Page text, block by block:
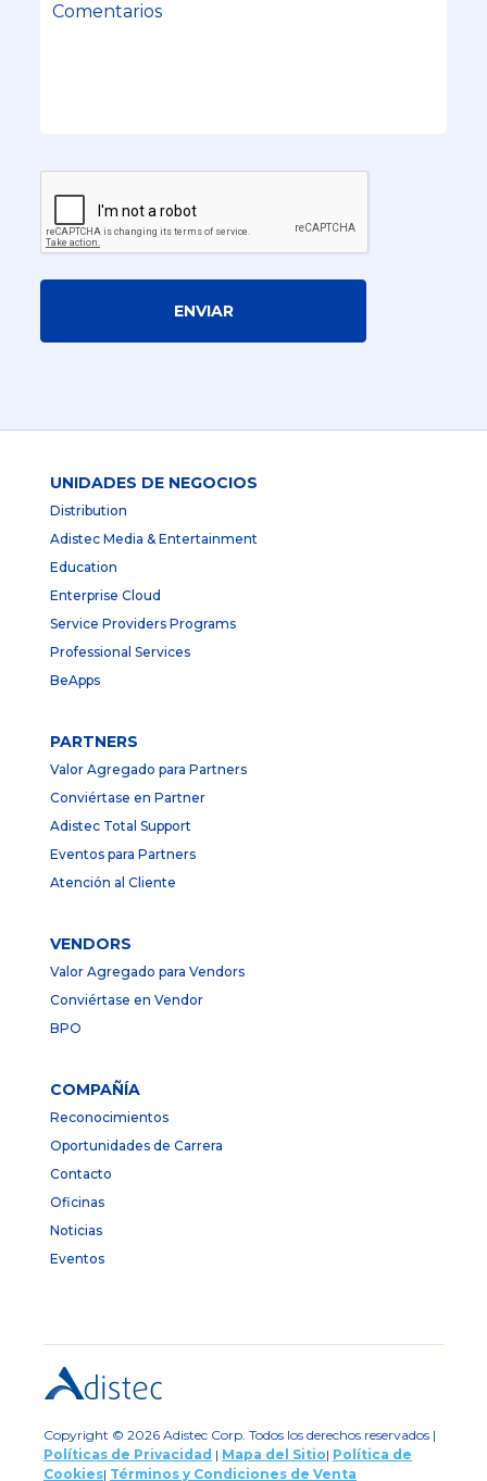
ENVIAR
UNIDADES DE NEGOCIOS
Distribution
Adistec Media & Entertainment
Education
Enterprise Cloud
Service Providers Programs
Professional Services
BeApps
PARTNERS
Valor Agregado para Partners
Conviértase en Partner
Adistec Total Support
Eventos para Partners
Atención al Cliente
VENDORS
Valor Agregado para Vendors
Conviértase en Vendor
BPO
COMPAÑÍA
Reconocimientos
Oportunidades de Carrera
Contacto
Oficinas
Noticias
Eventos
Copyright © 2026 Adistec Corp. Todos los derechos reservados |
Políticas de Privacidad | Mapa del Sitio| Política de
Cookies| Términos y Condiciones de Venta